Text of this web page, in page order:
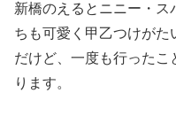
新橋のえるとニニー・ス
ちも可愛く甲乙つけがた
だけど、一度も行ったこ
ります。